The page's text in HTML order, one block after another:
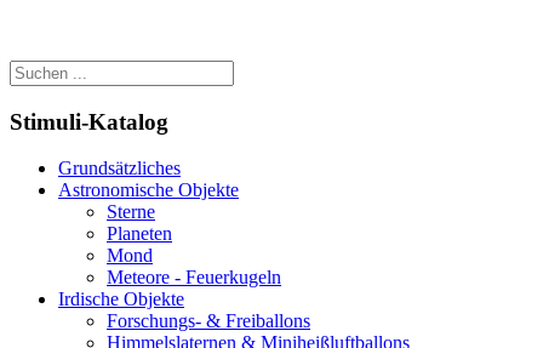
Stimuli-Katalog
Grundsätzliches
Astronomische Objekte
Sterne
Planeten
Mond
Meteore - Feuerkugeln
Irdische Objekte
Forschungs- & Freiballons
Himmelslaternen & Miniheißluftballons